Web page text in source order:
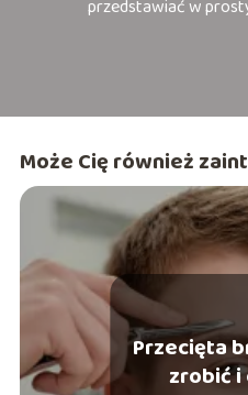
przedstawiać w
Może Cię również
Przecięta
zrobić